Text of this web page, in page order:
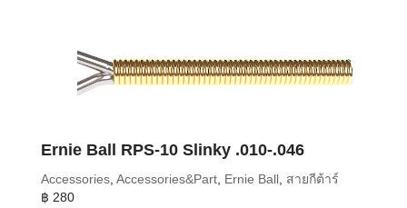
Ernie Ball RPS-10 Slinky .010-.046
Accessories Accessories&Part Ernie Ball สายกีต้าร์
฿ 280